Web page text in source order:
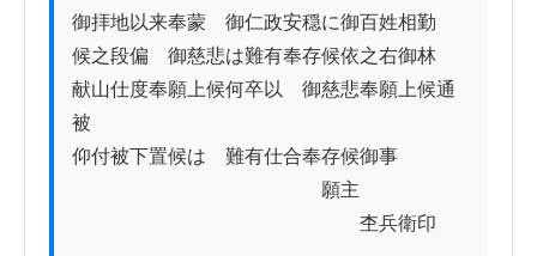
御拝地以来奉蒙　御仁政安穏に御百姓相勤
候之段偏　御慈悲は難有奉存候依之右御林
献山仕度奉願上候何卒以　御慈悲奉願上候通
被
仰付被下置候はゝ難有仕合奉存候御事
願主
杢兵衛印